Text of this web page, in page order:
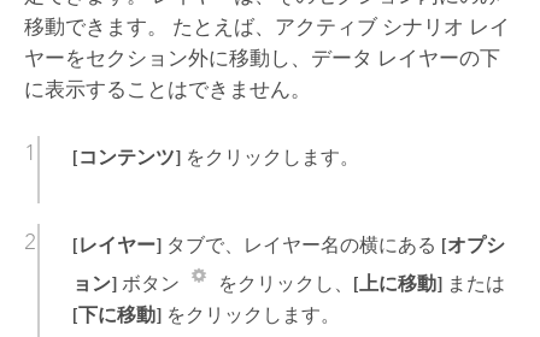
移動できます。 たとえば、アクティブ シナリオ レイ
ヤーをセクション外に移動し、データ レイヤーの下
に表示することはできません。
[コンテンツ]をクリックします。
[レイヤー]タブで、レイヤー名の横にある [オプシ
ョン]ボタン をクリックし、 [上に移動]または
[下に移動]をクリックします。